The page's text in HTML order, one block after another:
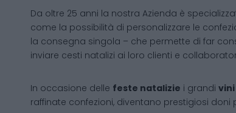
Da oltre 25 anni la nostra Azienda è
come la possibilità di personalizzare le
la consegna singola – che permette di far
inviare cesti natalizi ai loro clienti e
In occasione delle feste natalizie i grandi
raffinate confezioni, diventano prestigiosi